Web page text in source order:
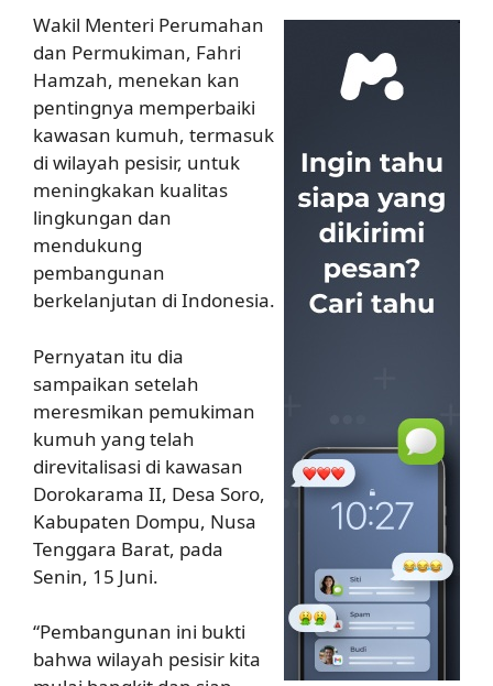
Wakil Menteri Perumahan
dan Permukiman, Fahri
Hamzah, menekan kan
pentingnya memperbaiki
kawasan kumuh, termasuk
di wilayah pesisir, untuk
meningkakan kualitas
lingkungan dan
mendukung
pembangunan
berkelanjutan di Indonesia.
Pernyatan itu dia
sampaikan setelah
meresmikan pemukiman
kumuh yang telah
direvitalisasi di kawasan
Dorokarama II, Desa Soro,
Kabupaten Dompu, Nusa
Tenggara Barat, pada
Senin, 15 Juni.
“Pembangunan ini bukti
bahwa wilayah pesisir kita